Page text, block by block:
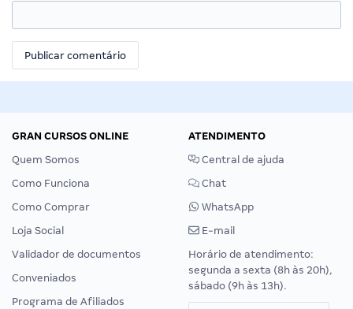
GRAN CURSOS ONLINE
Quem Somos
Como Funciona
Como Comprar
Loja Social
Validador de documentos
Conveniados
Programa de Afiliados
ATENDIMENTO
Central de ajuda
Chat
WhatsApp
E-mail
Horário de atendimento:
segunda a sexta (8h às 20h),
sábado (9h às 13h).